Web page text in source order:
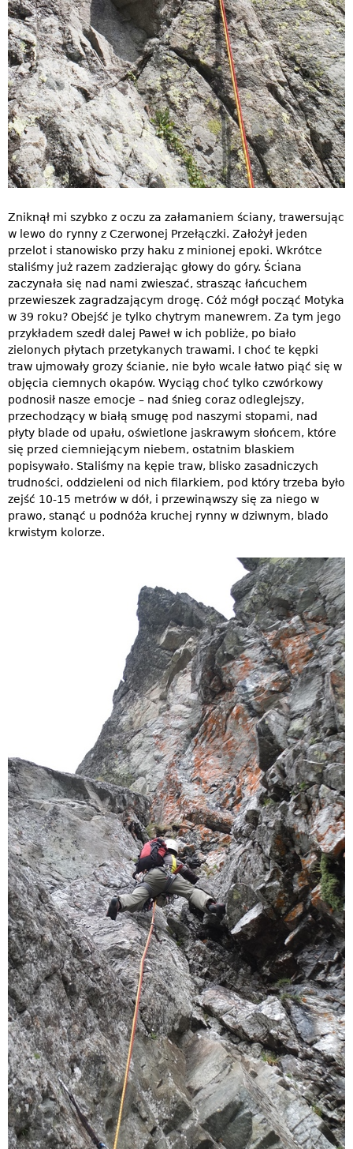
Zniknął mi szybko z oczu za załamaniem ściany, trawersując
w lewo do rynny z Czerwonej Przełączki. Założył jeden
przelot i stanowisko przy haku z minionej epoki. Wkrótce
staliśmy już razem zadzierając głowy do góry. Ściana
zaczynała się nad nami zwieszać, strasząc łańcuchem
przewieszek zagradzającym drogę. Cóż mógł począć Motyka
w 39 roku? Obejść je tylko chytrym manewrem. Za tym jego
przykładem szedł dalej Paweł w ich pobliże, po biało
zielonych płytach przetykanych trawami. I choć te kępki
traw ujmowały grozy ścianie, nie było wcale łatwo piąć się w
objęcia ciemnych okapów. Wyciąg choć tylko czwórkowy
podnosił nasze emocje – nad śnieg coraz odleglejszy,
przechodzący w białą smugę pod naszymi stopami, nad
płyty blade od upału, oświetlone jaskrawym słońcem, które
się przed ciemniejącym niebem, ostatnim blaskiem
popisywało. Staliśmy na kępie traw, blisko zasadniczych
trudności, oddzieleni od nich filarkiem, pod który trzeba było
zejść 10-15 metrów w dół, i przewinąwszy się za niego w
prawo, stanąć u podnóża kruchej rynny w dziwnym, blado
krwistym kolorze.